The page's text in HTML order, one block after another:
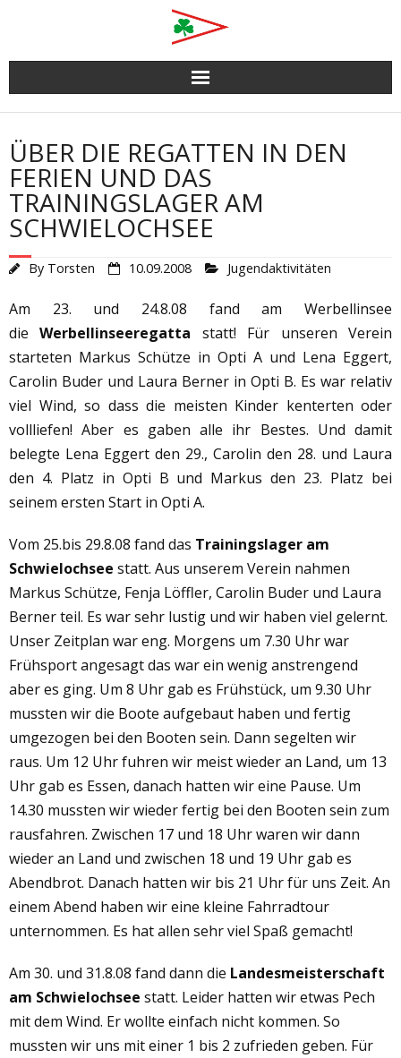
content
ÜBER DIE REGATTEN IN DEN
FERIEN UND DAS
TRAININGSLAGER AM
SCHWIELOCHSEE
By Torsten 10.09.2008 Jugendaktivitäten
Am 23. und 24.8.08 fand am Werbellinsee
dieWerbellinseeregatta statt! Für unseren Verein
starteten Markus Schütze in Opti A und Lena Eggert,
Carolin Buder und Laura Berner in Opti B. Es war relativ
viel Wind, so dass die meisten Kinder kenterten oder
vollliefen! Aber es gaben alle ihr Bestes. Und damit
belegte Lena Eggert den 29., Carolin den 28. und Laura
den 4. Platz in Opti B und Markus den 23. Platz bei
seinem ersten Start in Opti A.
Vom 25.bis 29.8.08 fand das Trainingslager am
Schwielochsee statt. Aus unserem Verein nahmen
Markus Schütze, Fenja Löffler, Carolin Buder und Laura
Berner teil. Es war sehr lustig und wir haben viel gelernt.
Unser Zeitplan war eng. Morgens um 7.30 Uhr war
Frühsport angesagt das war ein wenig anstrengend
aber es ging. Um 8 Uhr gab es Frühstück, um 9.30 Uhr
mussten wir die Boote aufgebaut haben und fertig
umgezogen bei den Booten sein. Dann segelten wir
raus. Um 12 Uhr fuhren wir meist wieder an Land, um 13
Uhr gab es Essen, danach hatten wir eine Pause. Um
14.30 mussten wir wieder fertig bei den Booten sein zum
rausfahren. Zwischen 17 und 18 Uhr waren wir dann
wieder an Land und zwischen 18 und 19 Uhr gab es
Abendbrot. Danach hatten wir bis 21 Uhr für uns Zeit. An
einem Abend haben wir eine kleine Fahrradtour
unternommen. Es hat allen sehr viel Spaß gemacht!
Am 30. und 31.8.08 fand dann die Landesmeisterschaft
am Schwielochsee statt. Leider hatten wir etwas Pech
mit dem Wind. Er wollte einfach nicht kommen. So
mussten wir uns mit einer 1 bis 2 zufrieden geben. Für